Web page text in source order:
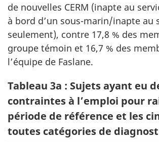
de nouvelles CERM (inapte au
à bord d’un sous-marin/inapte au
seulement), contre 17,8 % des
groupe témoin et 16,7 % des
l’équipe de Faslane.
Tableau 3a : Sujets ayant eu
contraintes à l’emploi pour
période de référence et les
toutes catégories de